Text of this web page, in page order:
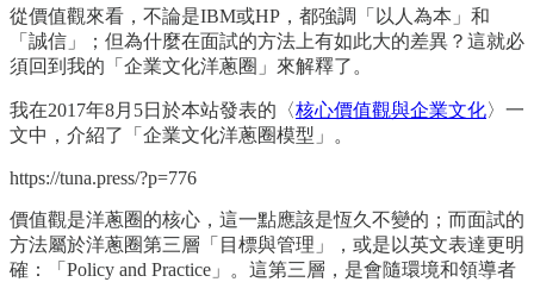
從價值觀來看，不論是IBM或HP，都強調「以人為本」和
「誠信」；但為什麼在面試的方法上有如此大的差異？這就必
須回到我的「企業文化洋蔥圈」來解釋了。
我在2017年8月5日於本站發表的〈核心價值觀與企業文化〉一
文中，介紹了「企業文化洋蔥圈模型」。
https://tuna.press/?p=776
價值觀是洋蔥圈的核心，這一點應該是恆久不變的；而面試的
方法屬於洋蔥圈第三層「目標與管理」，或是以英文表達更明
確：「Policy and Practice」。這第三層，是會隨環境和領導者